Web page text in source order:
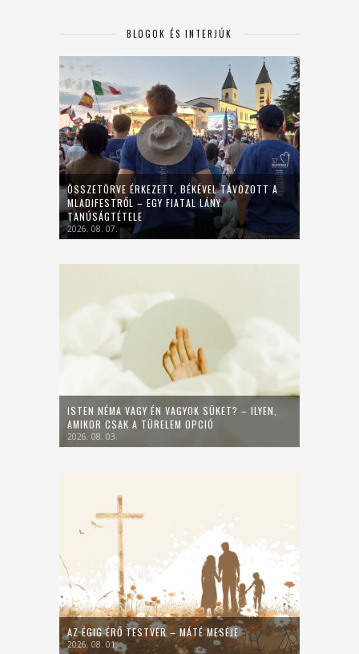
BLOGOK ÉS INTERJÚK
ÖSSZETÖRVE ÉRKEZETT, BÉKÉVEL TÁVOZOTT A
MLADIFESTRŐL – EGY FIATAL LÁNY
TANÚSÁGTÉTELE
2026. 08. 07.
ISTEN NÉMA VAGY ÉN VAGYOK SÜKET? – ILYEN,
AMIKOR CSAK A TÜRELEM OPCIÓ
2026. 08. 03.
AZ ÉGIG ÉRŐ TESTVÉR – MÁTÉ MESÉJE
2026. 08. 01.